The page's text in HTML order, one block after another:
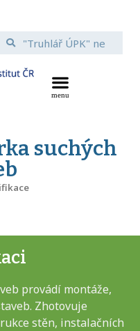
suchých
provádí montáže,
Zhotovuje
stěn, instalačních